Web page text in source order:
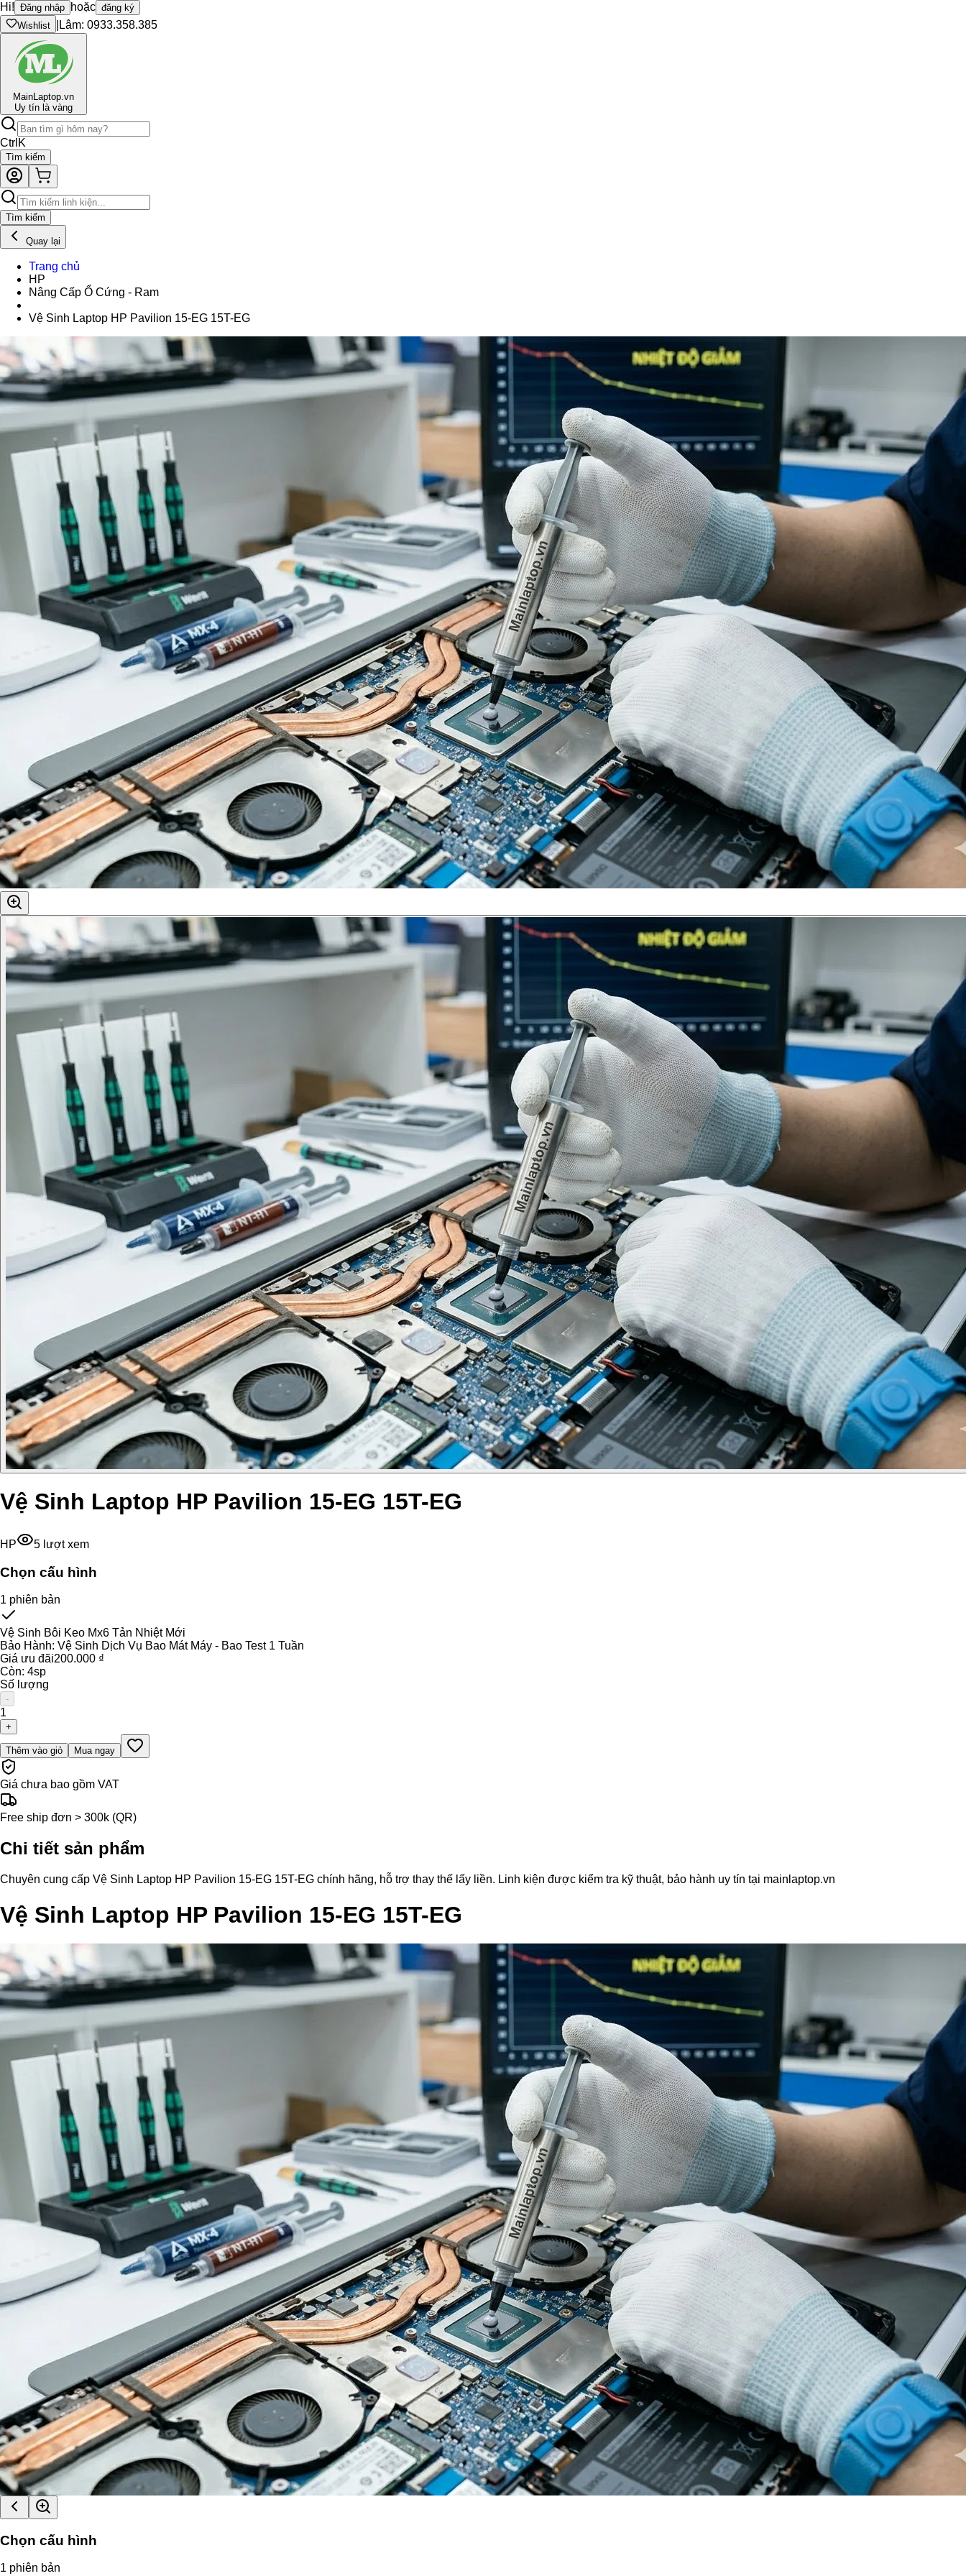
Hi! Đăng nhập hoặc đăng ký
Wishlist
Lâm: 0933.358.385
MainLaptop.vn
Uy tín là vàng
Ctrl K
Tìm kiếm
Tìm kiếm
Quay lại
Trang chủ
HP
Nâng Cấp Ổ Cứng - Ram
Vệ Sinh Laptop HP Pavilion 15-EG 15T-EG
Vệ Sinh Laptop HP Pavilion 15-EG 15T-EG
HP 5 lượt xem
Chọn cấu hình
1 phiên bản
Vệ Sinh Bôi Keo Mx6 Tản Nhiệt Mới
Bảo Hành: Vệ Sinh Dịch Vụ Bao Mát Máy - Bao Test 1 Tuần
Giá ưu đãi200.000 ₫
Còn: 4sp
Số lượng
-
1
+
Thêm vào giỏ Mua ngay
Giá chưa bao gồm VAT
Free ship đơn > 300k (QR)
Chi tiết sản phẩm
Chuyên cung cấp Vệ Sinh Laptop HP Pavilion 15-EG 15T-EG chính hãng, hỗ trợ thay thế lấy liền. Linh kiện được kiểm tra kỹ thuật, bảo hành uy tín tại mainlaptop.vn
Vệ Sinh Laptop HP Pavilion 15-EG 15T-EG
Chọn cấu hình
1 phiên bản